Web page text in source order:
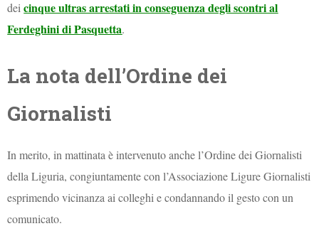
deicinque ultras arrestati in conseguenza degli scontri al
Ferdeghini di Pasquetta.
La nota dell’Ordine dei
Giornalisti
In merito, in mattinata è intervenuto anche l’Ordine dei Giornalisti
della Liguria, congiuntamente con l’Associazione Ligure Giornalisti
esprimendo vicinanza ai colleghi e condannando il gesto con un
comunicato.